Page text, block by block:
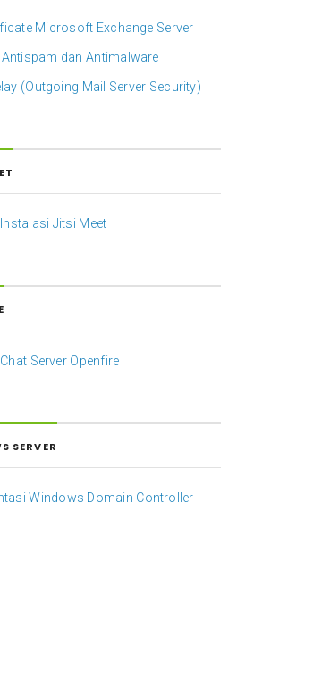
Microsoft Exchange Server
dan Antimalware
(Outgoing Mail Server Security)
Jitsi Meet
Chat Server Openfire
SERVER
Windows Domain Controller